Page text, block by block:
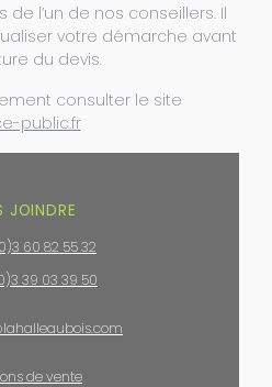
l’un de nos conseillers. Il
votre démarche avant
du devis.
consulter le site
public.fr
JOINDRE
60 82 55 32
39 03 39 50
de vente